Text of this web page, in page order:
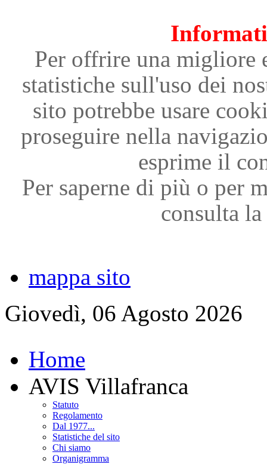
Per offrire una migliore
statistiche sull'uso dei
sito potrebbe usare
proseguire nella
esprime il
Per saperne di più o per
consulta
mappa sito
Giovedì, 06 Agosto 2026
Home
AVIS Villafranca
Statuto
Regolamento
Dal 1977...
Statistiche del sito
Chi siamo
Organigramma